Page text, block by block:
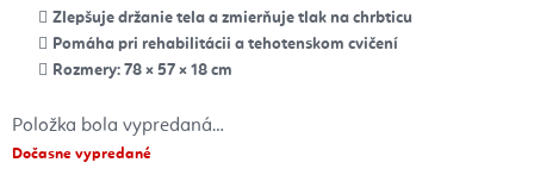
Zlepšuje držanie tela a zmierňuje tlak na chrbticu
Pomáha pri rehabilitácii a tehotenskom cvičení
Rozmery: 78 × 57 × 18 cm
Položka bola vypredaná…
Dočasne vypredané